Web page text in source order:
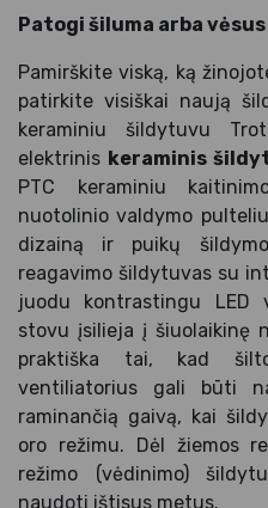
Patogi šiluma arba
Pamirškite viską, ką
patirkite visiškai naują
keraminiu šildytuvu
elektrinis keraminis
PTC keraminiu
nuotolinio valdymo
dizainą ir puikų
reagavimo šildytuvas su
juodu kontrastingu
stovu įsilieja į šiuolaikinę
praktiška tai, kad
ventiliatorius gali būti
raminančią gaivą, kai
oro režimu. Dėl žiemos
režimo (vėdinimo)
naudoti ištisus metus.